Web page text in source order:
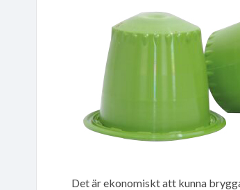
Det är ekonomiskt att kunna